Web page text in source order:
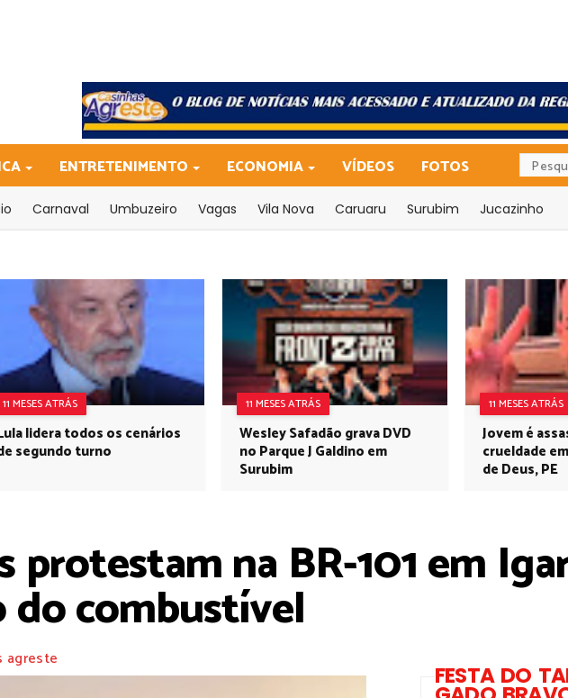
ENTRETENIMENTO ECONOMIA VÍDEOS FOTOS
Carnaval Umbuzeiro Vagas Vila Nova Caruaru Surubim Jucazinho
11 MESES ATRÁS
lidera todos os cenários
segundo turno
11 MESES ATRÁS
Wesley Safadão grava DVD
no Parque J Galdino em
Surubim
11 MESES ATRÁS
Jovem é
crueldade
de Deus, PE
protestam na BR-101 em
combustível
agreste
FESTA DO